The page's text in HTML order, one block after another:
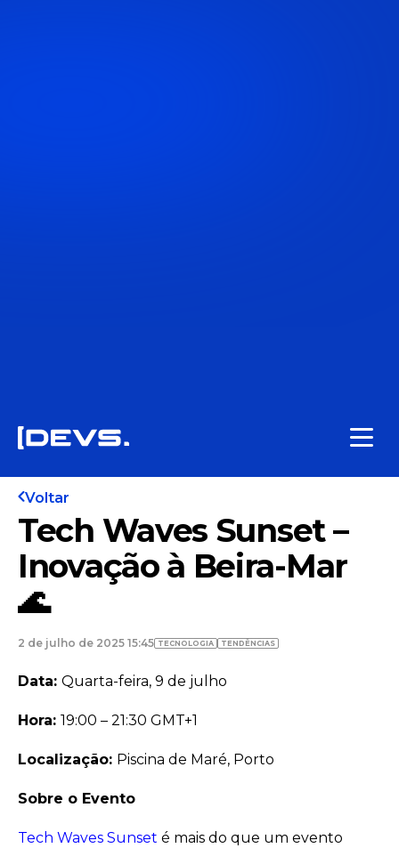
Voltar
Tech Waves Sunset –
Inovação à Beira-Mar
🌊
2 de julho de 2025 15:45 TECNOLOGIA TENDÊNCIAS
Data: Quarta-feira, 9 de julho
Hora: 19:00 – 21:30 GMT+1
Localização: Piscina de Maré, Porto
Sobre o Evento
Tech Waves Sunset é mais do que um evento